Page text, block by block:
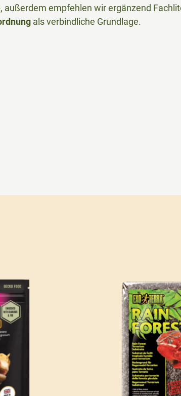
, außerdem empfehlen wir ergänzend
als verbindliche Grundlage.